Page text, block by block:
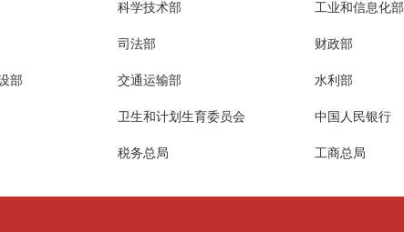
科学技术部 工业和信息化部
司法部 财政部
部 交通运输部 水利部
卫生和计划生育委员会 中国人民银行
税务总局 工商总局